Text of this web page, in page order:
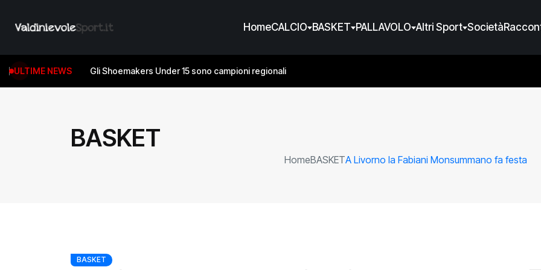
HomeCALCIO BASKET PALLAVOLO Altri Sport Società
ULTIME NEWS Gli Shoemakers Under 15 sono campioni regionali
BASKET
HomeBASKETA Livorno la Fabiani Monsummano fa festa
BASKET